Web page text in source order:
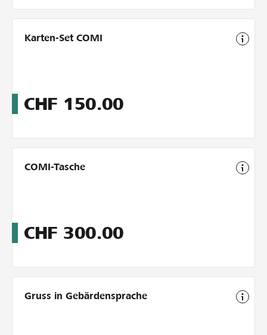
Karten-Set COMI
CHF 150.00
COMI-Tasche
CHF 300.00
Gruss in Gebärdensprache